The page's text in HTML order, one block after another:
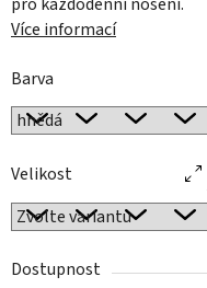
Více informací
Barva
Velikost
Dostupnost